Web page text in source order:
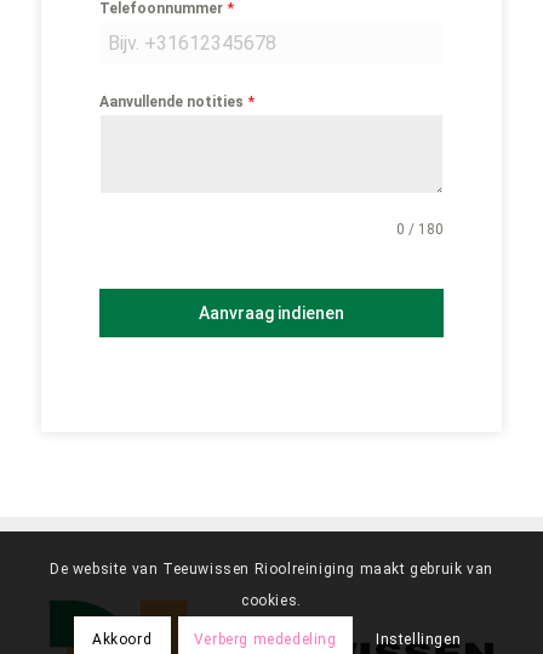
Telefoonnummer *
Aanvullende notities *
0 / 180
Aanvraag indienen
De website van Teeuwissen Rioolreiniging maakt gebruik van
cookies.
Akkoord Verberg mededeling Instellingen